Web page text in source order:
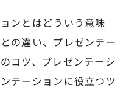
ンとはどういう意味
の違い、プレゼンテー
コツ、プレゼンテーシ
テーションに役立つツ